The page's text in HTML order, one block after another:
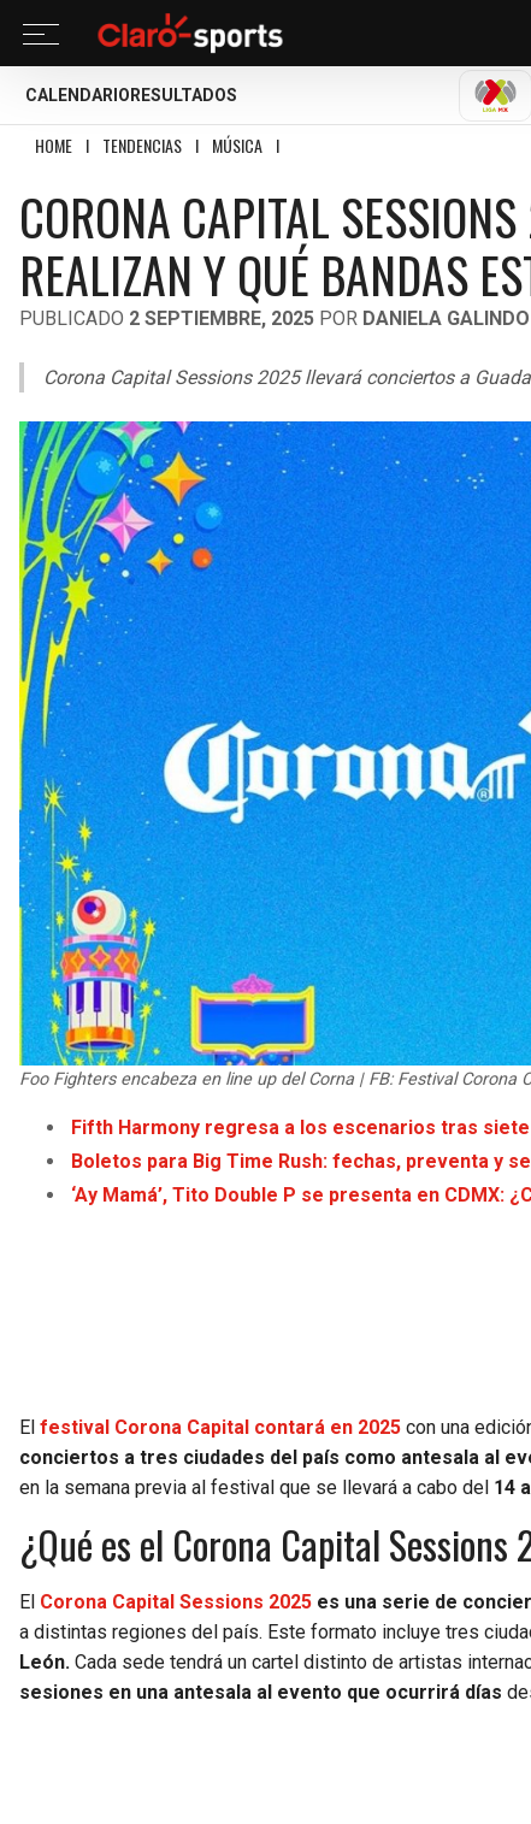
CALENDARIO RESULTADOS
HOME I TENDENCIAS I MÚSICA I
CORONA CAPITAL
REALIZAN Y QUÉ BANDAS
PUBLICADO 2 SEPTIEMBRE, 2025 POR DANIELA GALINDO
Corona Capital Sessions 2025 llevará conciertos a
Foo Fighters encabeza en line up del Corna | FB: Festival Corona
Fifth Harmony regresa a los escenarios tras
Boletos para Big Time Rush: fechas, preventa y
‘Ay Mamá’, Tito Double P se presenta en CDMX:
El festival Corona Capital contará en 2025 con una
conciertos a tres ciudades del país como antesala al
en la semana previa al festival que se llevará a cabo del 14
¿Qué es el Corona Capital
El Corona Capital Sessions 2025 es una serie de
a distintas regiones del país. Este formato incluye tres
León. Cada sede tendrá un cartel distinto de artistas
sesiones en una antesala al evento que ocurrirá días